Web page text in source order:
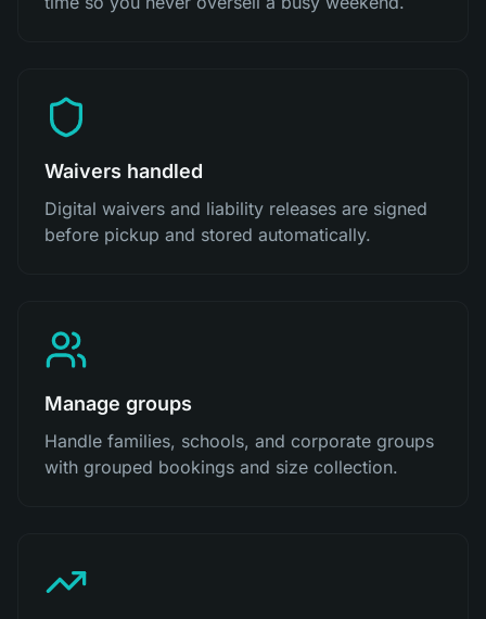
Waivers handled
Digital waivers and liability releases are signed
before pickup and stored automatically.
Manage groups
Handle families, schools, and corporate groups
with grouped bookings and size collection.